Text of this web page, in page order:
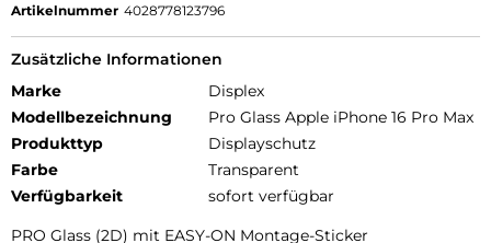
Artikelnummer 4028778123796
Zusätzliche Informationen
Marke
Displex
Modellbezeichnung
Pro Glass Apple iPhone 16 Pro Max
Produkttyp
Displayschutz
Farbe
Transparent
Verfügbarkeit
sofort verfügbar
PRO Glass (2D) mit EASY-ON Montage-Sticker